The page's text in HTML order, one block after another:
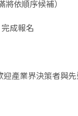
將依順序候補）
成報名
產業界決策者與